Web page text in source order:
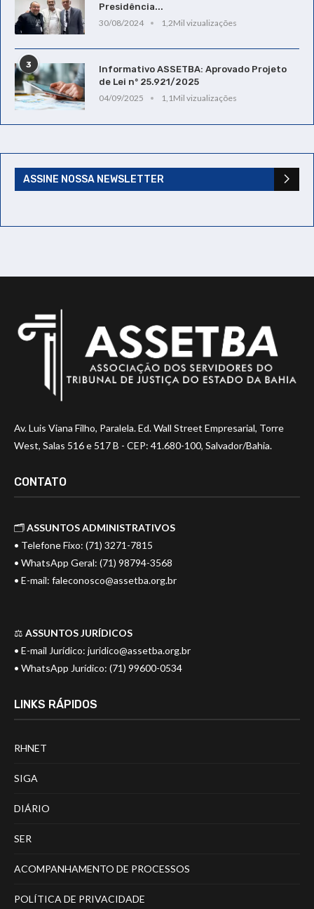
Presidência...
30/08/2024
1,2Mil vizualizações
3
Informativo ASSETBA: Aprovado Projeto
de Lei nº 25.921/2025
04/09/2025
1,1Mil vizualizações
ASSINE NOSSA NEWSLETTER
Av. Luis Viana Filho, Paralela. Ed. Wall Street Empresarial, Torre
West, Salas 516 e 517 B - CEP: 41.680-100, Salvador/Bahia.
CONTATO
🗂️ASSUNTOS ADMINISTRATIVOS
• Telefone Fixo: (71) 3271-7815
• WhatsApp Geral: (71) 98794-3568
• E-mail: faleconosco@assetba.org.br
⚖️ ASSUNTOS JURÍDICOS
• E-mail Jurídico: juridico@assetba.org.br
• WhatsApp Jurídico: (71) 99600-0534
LINKS RÁPIDOS
RHNET
SIGA
DIÁRIO
SER
ACOMPANHAMENTO DE PROCESSOS
POLÍTICA DE PRIVACIDADE